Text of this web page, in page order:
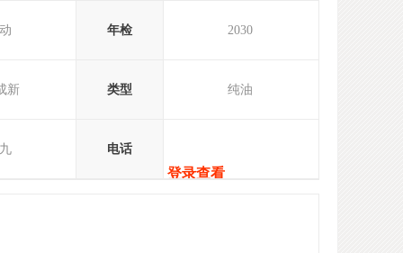
年检 2030
新 类型 纯油
电话
登录查看